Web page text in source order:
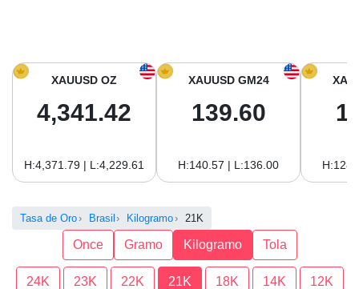
Precio del Oro hoy en América del sur
XAUUSD OZ
4,341.42
H:4,371.79 | L:4,229.61
XAUUSD GM24
139.60
H:140.57 | L:136.00
Tasa de Oro Brasil Kilogramo 21K
Once Gramo Kilogramo Tola
24K 23K 22K 21K 18K 14K 12K